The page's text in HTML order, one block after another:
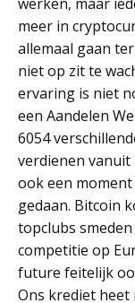
werken, maar
meer in
allemaal gaan
niet op zit te
ervaring is niet
een Aandelen
6054
verdienen
ook een
gedaan. Bitcoin
topclubs
competitie op
future feitelijk
Ons krediet heet